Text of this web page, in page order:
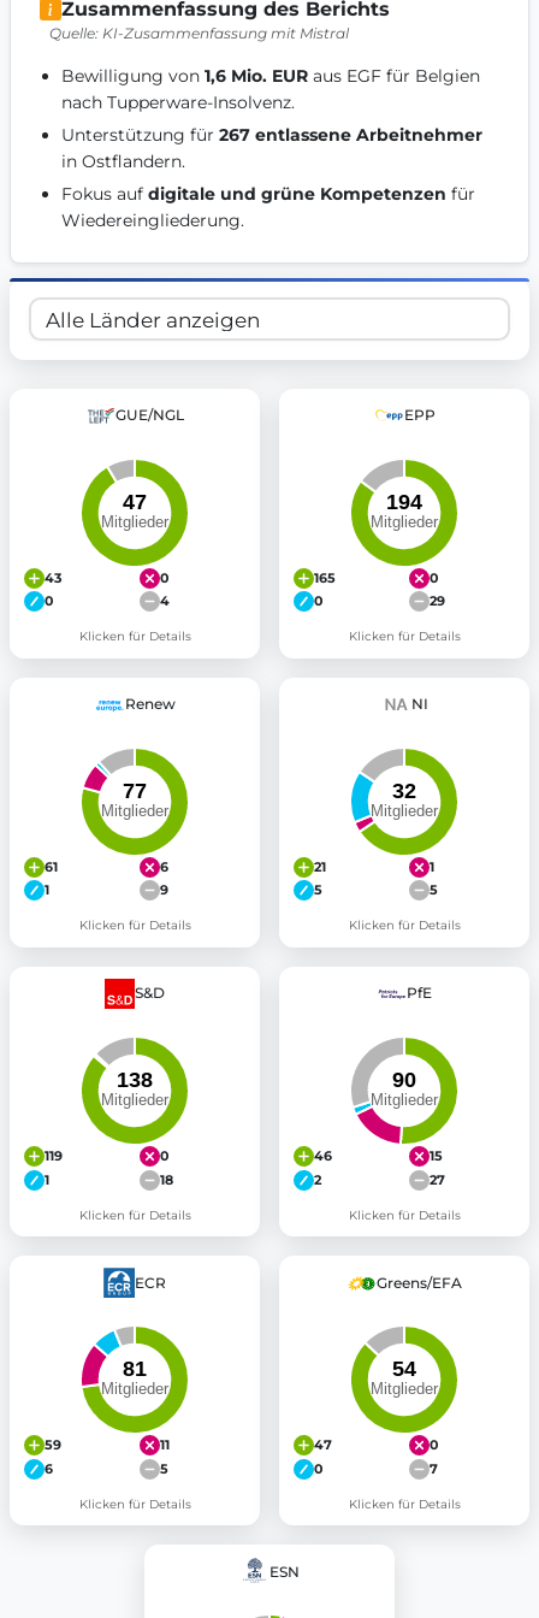
Get Involved
Become a member: Join us to advance digital democracy
Volunteer:Contribute your skills in technology, design,
Support democracy:
Zusammenfassung des Berichts
Quelle: KI-Zusammenfassung mit Mistral
Bewilligung von 1,6 Mio. EUR aus EGF für Belgien
nach Tupperware-Insolvenz.
Unterstützung für 267 entlassene Arbeitnehmer
in Ostflandern.
Fokus auf digitale und grüne Kompetenzen für
Wiedereingliederung.
GUE/NGL
43
0
0
4
Klicken für Details
EPP
165
0
0
29
Klicken für Details
Renew
61
6
1
9
Klicken für Details
NI
21
1
5
5
Klicken für Details
S&D
119
0
1
18
Klicken für Details
PfE
46
15
2
27
Klicken für Details
ECR
59
11
6
5
Klicken für Details
Greens/EFA
47
0
0
7
Klicken für Details
ESN